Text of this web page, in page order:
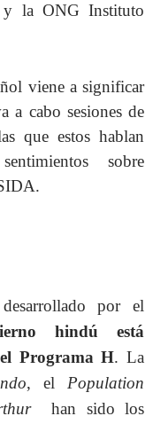
y la ONG Instituto
viene a significar
a cabo sesiones de
que estos hablan
sobre
por el
hindú está
Programa H. La
, el Population
han sido los